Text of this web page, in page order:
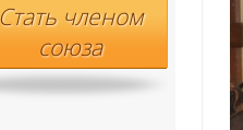
Стать членом
союза